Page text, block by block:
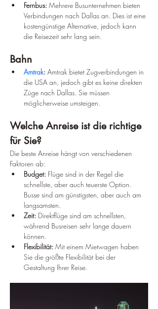
Fernbus: Mehrere Busunternehmen bieten
Verbindungen nach Dallas an. Dies ist eine
kostengünstige Alternative, jedoch kann
die Reisezeit sehr lang sein.
Bahn
Amtrak: Amtrak bietet Zugverbindungen in
die USA an, jedoch gibt es keine direkten
Züge nach Dallas. Sie müssen
möglicherweise umsteigen.
Welche Anreise ist die richtige
für Sie?
Die beste Anreise hängt von verschiedenen
Faktoren ab:
Budget: Flüge sind in der Regel die
schnellste, aber auch teuerste Option.
Busse sind am günstigsten, aber auch am
langsamsten.
Zeit: Direktflüge sind am schnellsten,
während Busreisen sehr lange dauern
können.
Flexibilität: Mit einem Mietwagen haben
Sie die größte Flexibilität bei der
Gestaltung Ihrer Reise.